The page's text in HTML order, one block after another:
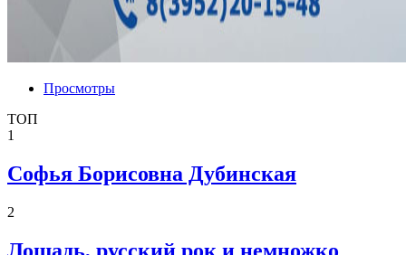
Просмотры
ТОП
1
Софья Борисовна Дубинская
2